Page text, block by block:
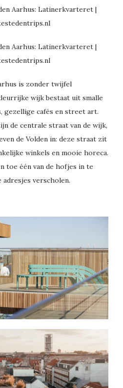
is zonder twijfel
wijk bestaat uit smalle
gezellige cafés en street art.
de centrale straat van de wijk,
de Volden in: deze straat zit
winkels en mooie horeca.
toe één van de hofjes in te
verscholen.